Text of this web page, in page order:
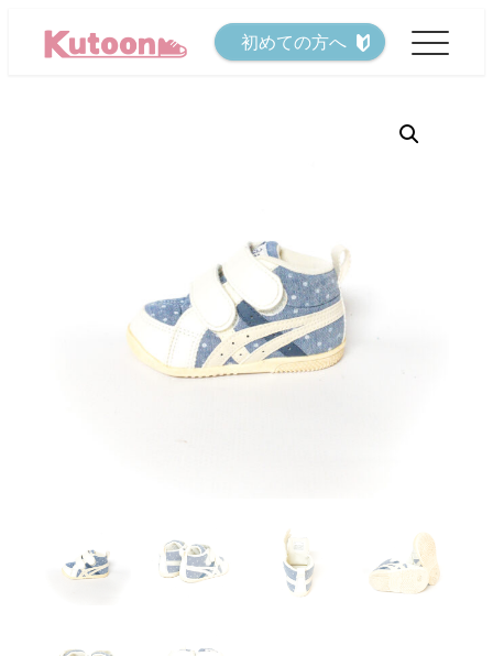
初めての方へ